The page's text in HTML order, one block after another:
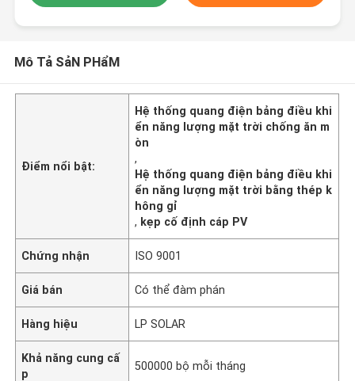
Mô Tả SảN PHẩM
Điểm nổi bật:
Hệ thống quang điện bảng điều khi
ển năng lượng mặt trời chống ăn m
òn
,
Hệ thống quang điện bảng điều khi
ển năng lượng mặt trời bằng thép k
hông gỉ
, kẹp cố định cáp PV
Chứng nhận ISO 9001
Giá bán Có thể đàm phán
Hàng hiệu LP SOLAR
Khả năng cung cấ
p
500000 bộ mỗi tháng